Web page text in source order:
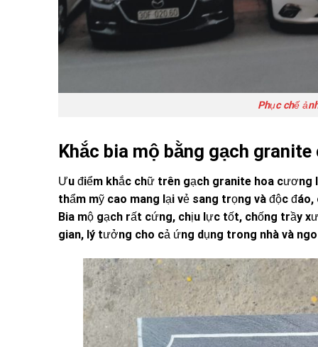
Phục chế
Khắc bia mộ bằng gạch
Ưu điểm khắc chữ trên gạch granite hoa
thẩm mỹ cao mang lại vẻ sang trọng và độc
Bia mộ gạch rất cứng, chịu lực tốt, chống trầy
gian, lý tưởng cho cả ứng dụng trong nhà và